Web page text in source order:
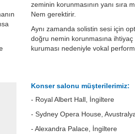
zeminin korunmasının yanı sıra
Nem gerektirir.
Aynı zamanda solistin sesi için
doğru nemin korunmasına
kuruması nedeniyle vokal
Konser salonu müşterilerimiz:
- Royal Albert Hall, İngiltere
- Sydney Opera House,
- Alexandra Palace, İngiltere